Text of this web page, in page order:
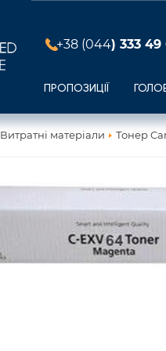
+38 (044) 333 49
ПРОПОЗИЦІЇ
Витратні матеріали Тонер